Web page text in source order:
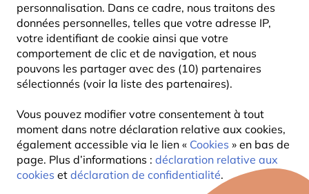
personnalisation. Dans ce cadre, nous traitons des
données personnelles, telles que votre adresse IP,
votre identifiant de cookie ainsi que votre
comportement de clic et de navigation, et nous
pouvons les partager avec des (10) partenaires
sélectionnés (voir la liste des partenaires).
Vous pouvez modifier votre consentement à tout
moment dans notre déclaration relative aux cookies,
également accessible via le lien « Cookies » en bas de
page. Plus d’informations : déclaration relative aux
cookies et déclaration de confidentialité.
dessous. L'objectif de ces projets communs est de
promouvoir la compréhension de la faune et de la
flore locales et de protéger l'habitat naturel des
plantes et des animaux locaux.
Par exemple, tous les produits pour les oiseaux de
Vivara sont discutés et évalués par le NABU et le
LBV deux organisations majeures en Allemagne.
Les produits recommandés , sont marqués avec les
logos des organisations de protection de la nature
respectives.